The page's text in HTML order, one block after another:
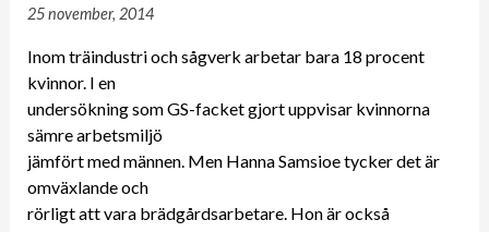
25 november, 2014
Inom träindustri och sågverk arbetar bara 18 procent
kvinnor. I en
undersökning som GS-facket gjort uppvisar kvinnorna
sämre arbetsmiljö
jämfört med männen. Men Hanna Samsioe tycker det är
omväxlande och
rörligt att vara brädgårdsarbetare. Hon är också